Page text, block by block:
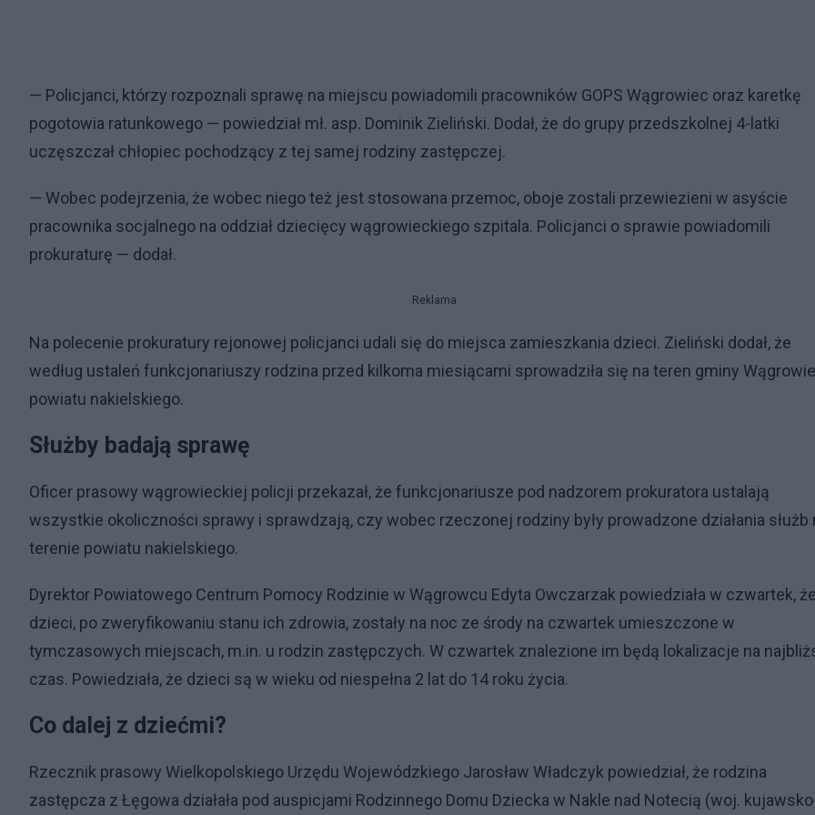
— Policjanci, którzy rozpoznali sprawę na miejscu powiadomili pracowników GOPS Wągrowiec oraz karetkę
pogotowia ratunkowego — powiedział mł. asp. Dominik Zieliński. Dodał, że do grupy przedszkolnej 4-latki
uczęszczał chłopiec pochodzący z tej samej rodziny zastępczej.
— Wobec podejrzenia, że wobec niego też jest stosowana przemoc, oboje zostali przewiezieni w asyście
pracownika socjalnego na oddział dziecięcy wągrowieckiego szpitala. Policjanci o sprawie powiadomili
prokuraturę — dodał.
Reklama
Na polecenie prokuratury rejonowej policjanci udali się do miejsca zamieszkania dzieci. Zieliński dodał, że
według ustaleń funkcjonariuszy rodzina przed kilkoma miesiącami sprowadziła się na teren gminy
powiatu nakielskiego.
Służby badają sprawę
Oficer prasowy wągrowieckiej policji przekazał, że funkcjonariusze pod nadzorem prokuratora ustalają
wszystkie okoliczności sprawy i sprawdzają, czy wobec rzeczonej rodziny były prowadzone działania służb
terenie powiatu nakielskiego.
Dyrektor Powiatowego Centrum Pomocy Rodzinie w Wągrowcu Edyta Owczarzak powiedziała w czwartek,
dzieci, po zweryfikowaniu stanu ich zdrowia, zostały na noc ze środy na czwartek umieszczone w
tymczasowych miejscach, m.in. u rodzin zastępczych. W czwartek znalezione im będą lokalizacje na
czas. Powiedziała, że dzieci są w wieku od niespełna 2 lat do 14 roku życia.
Co dalej z dziećmi?
Rzecznik prasowy Wielkopolskiego Urzędu Wojewódzkiego Jarosław Władczyk powiedział, że rodzina
zastępcza z Łęgowa działała pod auspicjami Rodzinnego Domu Dziecka w Nakle nad Notecią (woj.